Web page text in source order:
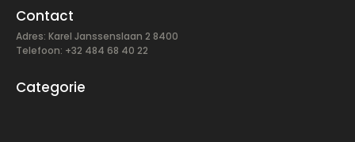
Contact
Adres: Karel Janssenslaan 2 8400
Telefoon: +32 484 68 40 22
Categorie